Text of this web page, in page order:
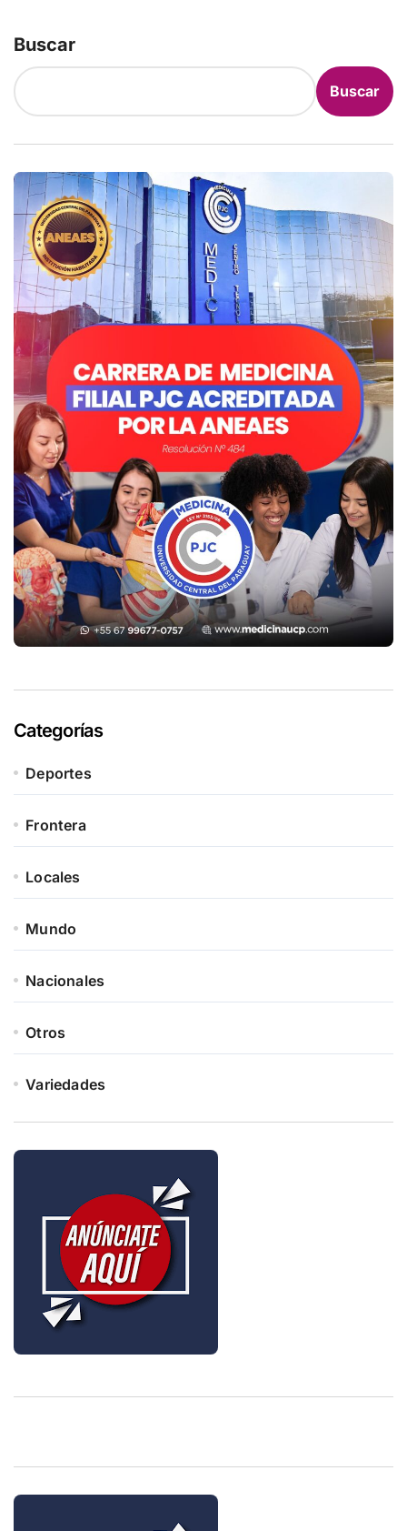
Buscar
Buscar
Categorías
Deportes
Frontera
Locales
Mundo
Nacionales
Otros
Variedades